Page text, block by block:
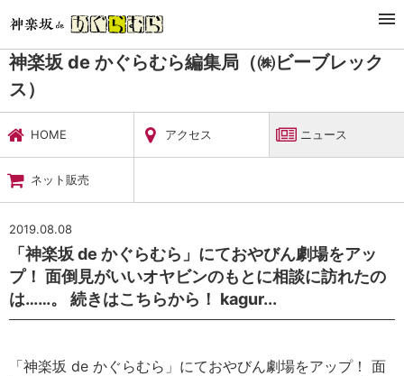
暮らし・娯楽
神楽坂 de かぐらむら編集局（㈱ビーブレックス）
ニュース
神楽坂 de かぐらむら編集局（㈱ビーブレック
ス）
HOME アクセス ニュース
ネット販売
2019.08.08
「神楽坂 de かぐらむら」にておやびん劇場をアッ
プ！ 面倒見がいいオヤビンのもとに相談に訪れたの
は……。 続きはこちらから！ kagur...
「神楽坂 de かぐらむら」にておやびん劇場をアップ！ 面